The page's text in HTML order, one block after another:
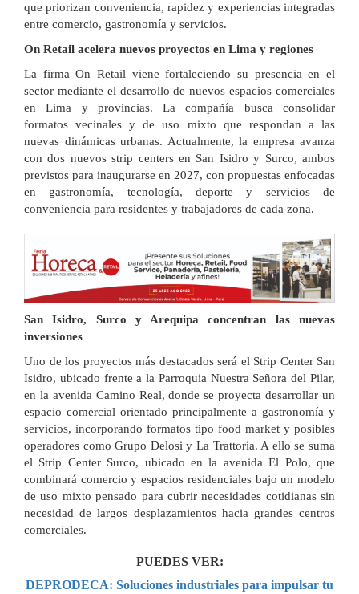
que priorizan conveniencia, rapidez y experiencias integradas
entre comercio, gastronomía y servicios.
On Retail acelera nuevos proyectos en Lima y regiones
La firma On Retail viene fortaleciendo su presencia en el
sector mediante el desarrollo de nuevos espacios comerciales
en Lima y provincias. La compañía busca consolidar
formatos vecinales y de uso mixto que respondan a las
nuevas dinámicas urbanas. Actualmente, la empresa avanza
con dos nuevos strip centers en San Isidro y Surco, ambos
previstos para inaugurarse en 2027, con propuestas enfocadas
en gastronomía, tecnología, deporte y servicios de
conveniencia para residentes y trabajadores de cada zona.
San Isidro, Surco y Arequipa concentran las nuevas
inversiones
Uno de los proyectos más destacados será el Strip Center San
Isidro, ubicado frente a la Parroquia Nuestra Señora del Pilar,
en la avenida Camino Real, donde se proyecta desarrollar un
espacio comercial orientado principalmente a gastronomía y
servicios, incorporando formatos tipo food market y posibles
operadores como Grupo Delosi y La Trattoria. A ello se suma
el Strip Center Surco, ubicado en la avenida El Polo, que
combinará comercio y espacios residenciales bajo un modelo
de uso mixto pensado para cubrir necesidades cotidianas sin
necesidad de largos desplazamientos hacia grandes centros
comerciales.
PUEDES VER:
DEPRODECA: Soluciones industriales para impulsar tu